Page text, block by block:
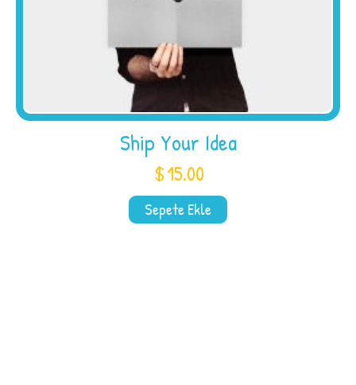
Ship Your Idea
$15.00
Sepete Ekle